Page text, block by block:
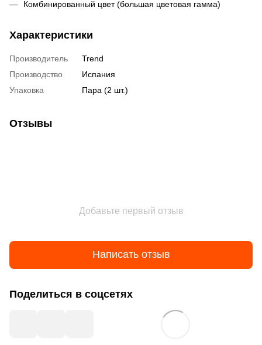
Комбинированный цвет (большая цветовая гамма)
Характеристики
Производитель
Trend
Производство
Испания
Упаковка
Пара (2 шт.)
Отзывы
Добавьте первый отзыв
Написать отзыв
Поделиться в соцсетях